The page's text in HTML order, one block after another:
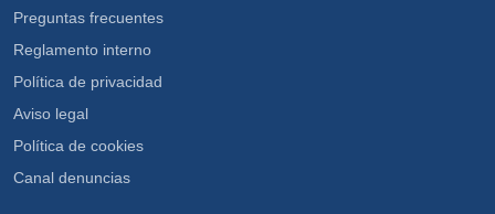
Preguntas frecuentes
Reglamento interno
Política de privacidad
Aviso legal
Política de cookies
Canal denuncias